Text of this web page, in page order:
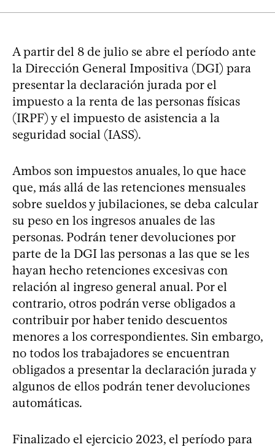
A partir del 8 de julio se abre el período ante
la Dirección General Impositiva (DGI) para
presentar la declaración jurada por el
impuesto a la renta de las personas físicas
(IRPF) y el impuesto de asistencia a la
seguridad social (IASS).
Ambos son impuestos anuales, lo que hace
que, más allá de las retenciones mensuales
sobre sueldos y jubilaciones, se deba calcular
su peso en los ingresos anuales de las
personas. Podrán tener devoluciones por
parte de la DGI las personas a las que se les
hayan hecho retenciones excesivas con
relación al ingreso general anual. Por el
contrario, otros podrán verse obligados a
contribuir por haber tenido descuentos
menores a los correspondientes. Sin embargo,
no todos los trabajadores se encuentran
obligados a presentar la declaración jurada y
algunos de ellos podrán tener devoluciones
automáticas.
Finalizado el ejercicio 2023, el período para